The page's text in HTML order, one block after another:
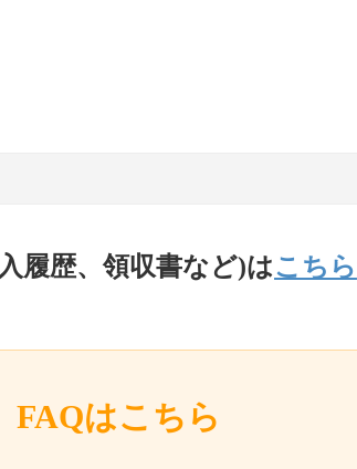
履歴、領収書など)はこちら
FAQはこちら